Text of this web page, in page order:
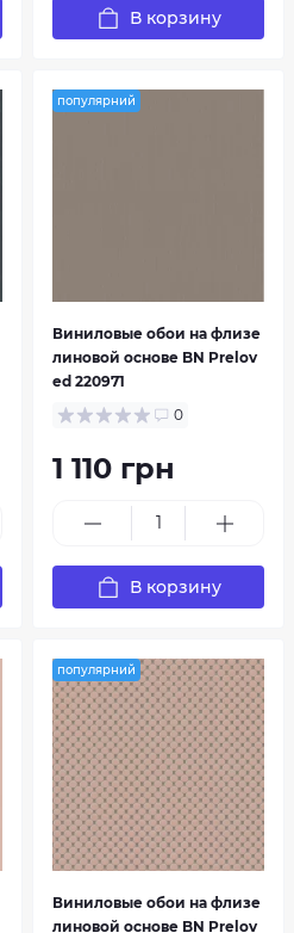
В корзину
популярний
Виниловые обои на флизе
линовой основе BN Prelov
ed 220971
0
1 110 грн
В корзину
популярний
Виниловые обои на флизе
линовой основе BN Prelov